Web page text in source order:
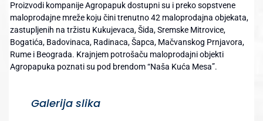
Proizvodi kompanije Agropapuk dostupni su i preko sopstvene
maloprodajne mreže koju čini trenutno 42 maloprodajna objekata,
zastupljenih na tržistu Kukujevaca, Šida, Sremske Mitrovice,
Bogatića, Badovinaca, Radinaca, Šapca, Mačvanskog Prnjavora,
Rume i Beograda. Krajnjem potrošaču maloprodajni objekti
Agropapuka poznati su pod brendom “Naša Kuća Mesa”.
Galerija slika